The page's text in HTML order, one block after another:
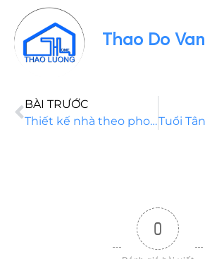
Thao Do Van
BÀI TRƯỚC
Thiết kế nhà theo phong thủy đại cát đại lợi, gia đình êm ấm
0